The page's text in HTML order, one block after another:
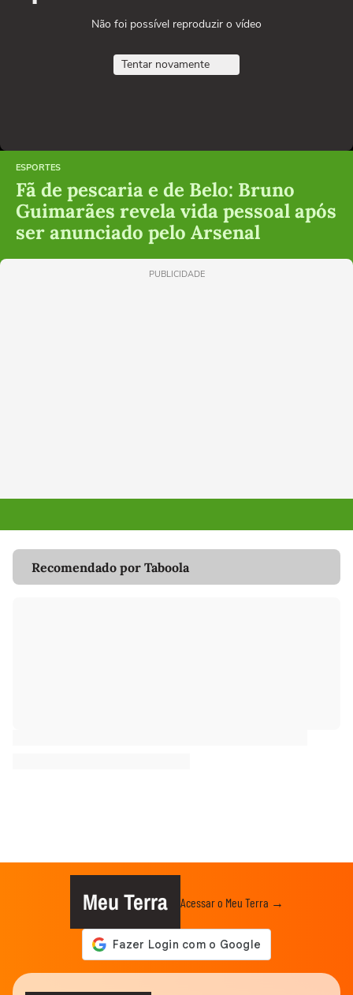
Não foi possível reproduzir o vídeo
Tentar novamente
ESPORTES
Fã de pescaria e de Belo: Bruno
Guimarães revela vida pessoal após
ser anunciado pelo Arsenal
PUBLICIDADE
Recomendado por Taboola
Meu Terra Acessar o Meu Terra →